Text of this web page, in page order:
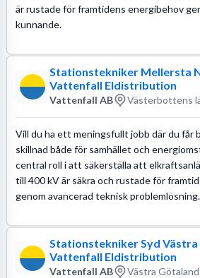
är rustade för framtidens energibehov
kunnande.
Stationstekniker Mellersta
Vattenfall Eldistribution
Vattenfall AB Västerbottens
Vill du ha ett meningsfullt jobb där du får
skillnad både för samhället och
central roll i att säkerställa att
till 400 kV är säkra och rustade för
genom avancerad teknisk problemlösning.
Stationstekniker Syd Västra
Vattenfall Eldistribution
Vattenfall AB Västra